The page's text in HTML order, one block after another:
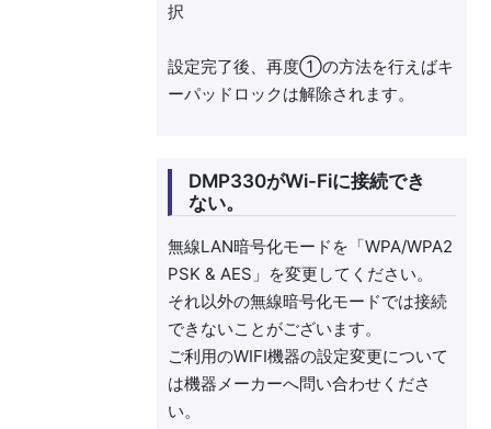
択
設定完了後、再度①の方法を行えばキ
ーパッドロックは解除されます。
DMP330がWi-Fiに接続でき
ない。
無線LAN暗号化モードを「WPA/WPA2
PSK & AES」を変更してください。
それ以外の無線暗号化モードでは接続
できないことがございます。
ご利用のWIFI機器の設定変更について
は機器メーカーへ問い合わせくださ
い。